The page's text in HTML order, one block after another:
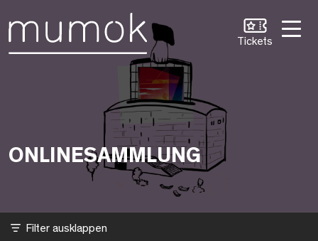
Tickets
Onlinesammlung
ONLINESAMMLUNG
Filter